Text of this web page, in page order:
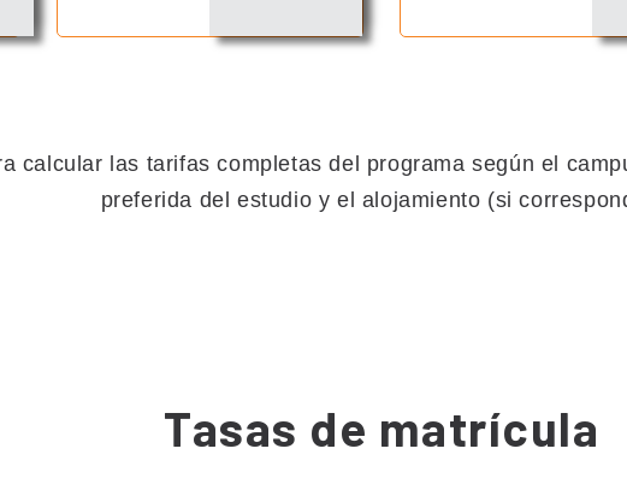
calcular las tarifas completas del programa según el
preferida del estudio y el alojamiento (si
Tasas de matrícula